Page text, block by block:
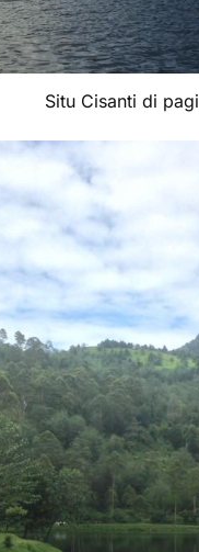
Situ Cisanti di